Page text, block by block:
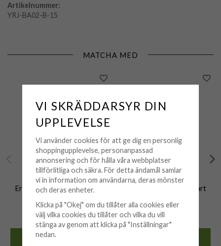
Artikelnummer:
YRJ-BA02-B-15
MATCHA MED
ERON
Eron - Armband Plain Svart
249 kr
KÖP
ERON
Eron - Armband Plain Svart
299 kr
VI SKRÄDDARSYR DIN
UPPLEVELSE
Vi använder cookies för att ge dig en personlig
shoppingupplevelse, personanpassad
annonsering och för hålla våra webbplatser
tillförlitliga och säkra. För detta ändamål samlar
vi in information om användarna, deras mönster
och deras enheter.
Klicka på "Okej" om du tillåter alla cookies eller
välj vilka cookies du tillåter och vilka du vill
stänga av genom att klicka på "Inställningar"
nedan.